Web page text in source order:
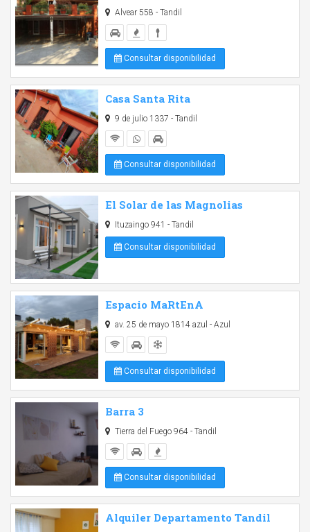
Alvear 558 - Tandil
Consultar disponibilidad
Casa Santa Rita
9 de julio 1337 - Tandil
Consultar disponibilidad
El Solar de las Magnolias
Ituzaingo 941 - Tandil
Consultar disponibilidad
Espacio MaRtEnA
av. 25 de mayo 1814 azul - Azul
Consultar disponibilidad
Barra 3
Tierra del Fuego 964 - Tandil
Consultar disponibilidad
Alquiler Departamento Tandil